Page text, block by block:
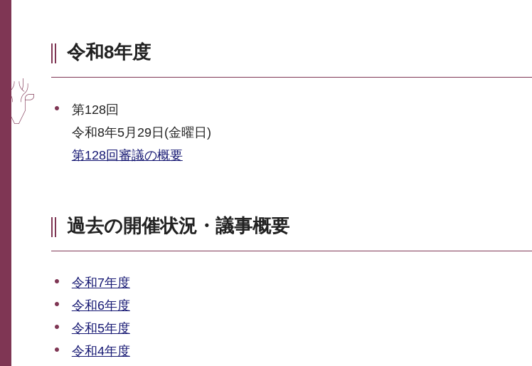
令和8年度
第128回
令和8年5月29日(金曜日)
第128回審議の概要
過去の開催状況・議事概要
令和7年度
令和6年度
令和5年度
令和4年度